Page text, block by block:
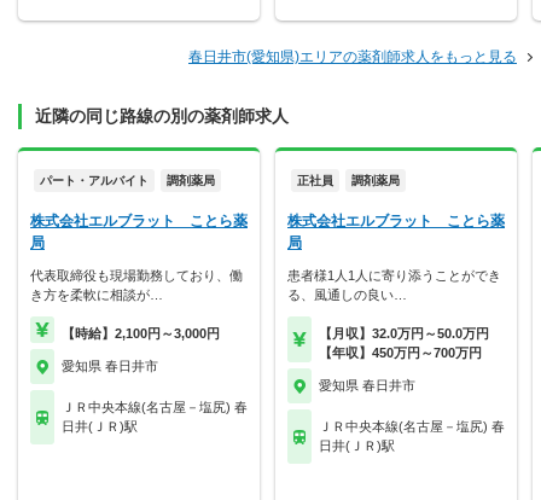
春日井市(愛知県)エリアの薬剤師求人をもっと見る
近隣の同じ路線の別の薬剤師求人
パート・アルバイト 調剤薬局
株式会社エルブラット ことら薬
局
代表取締役も現場勤務しており、働
き方を柔軟に相談が…
【時給】2,100円～3,000円
愛知県 春日井市
ＪＲ中央本線(名古屋－塩尻) 春
日井(ＪＲ)駅
正社員 調剤薬局
株式会社エルブラット ことら薬
局
患者様1人1人に寄り添うことができ
る、風通しの良い…
【月収】32.0万円～50.0万円
【年収】450万円～700万円
愛知県 春日井市
ＪＲ中央本線(名古屋－塩尻) 春
日井(ＪＲ)駅